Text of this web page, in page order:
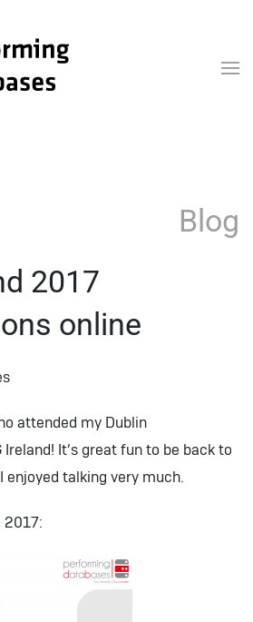
Blog
2017
online
attended my Dublin
Ireland! It’s great fun to be back to
enjoyed talking very much.
2017: